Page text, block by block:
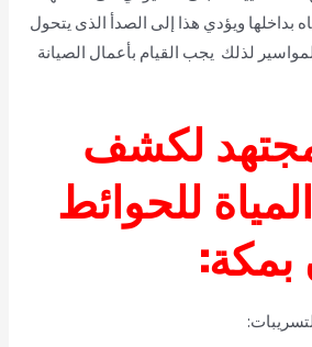
بداخلها ويؤدي هذا إلى الصدأ الذى يتحول
لذلك يجب القيام بأعمال الصيانة
لكشف
للحوائط
بمكة: